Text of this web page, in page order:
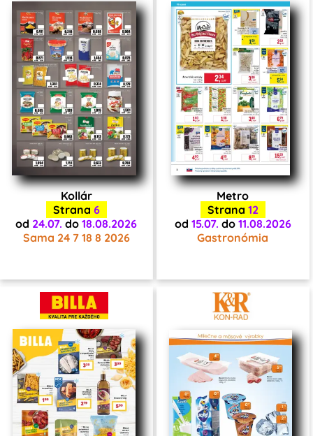
Kollár
Strana 6
od 24.07. do 18.08.2026
Sama 24 7 18 8 2026
Metro
Strana 12
od 15.07. do 11.08.2026
Gastronómia